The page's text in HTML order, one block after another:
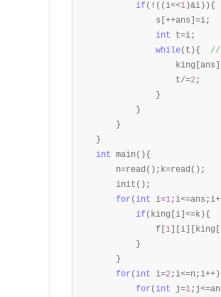
if(!((i<<1
                s[++ans]=
i;
int t=i;
while(t){ //
                    t
/=2;
                }
            }
        }
    }
int main(){
        n
=read();k=read();
        init();
for ( int i=1
if(king[i]<=k){
                f[
1
            }
        }
for ( int i=2;i<=n;i++)
for ( int j=1